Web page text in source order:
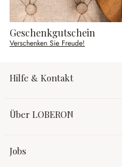
Geschenkgutschein
Verschenken Sie Freude!
Hilfe & Kontakt
Über LOBERON
Jobs